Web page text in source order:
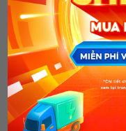
Sang trọng và quyến rũ: